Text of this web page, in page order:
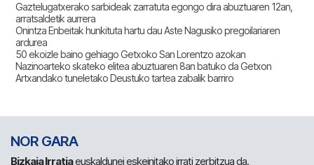
Gaztelugatxerako sarbideak zarratuta egongo dira abuztuaren 12an,
arratsaldetik aurrera
Onintza Enbeitak hunkituta hartu dau Aste Nagusiko pregoilariaren
ardurea
50 ekoizle baino gehiago Getxoko San Lorentzo azokan
Nazinoarteko skateko elitea abuztuaren 8an batuko da Getxon
Artxandako tuneletako Deustuko tartea zabalik barriro
NOR GARA
Bizkaia Irratiaeuskaldunei eskeinitako irrati zerbitzua da.